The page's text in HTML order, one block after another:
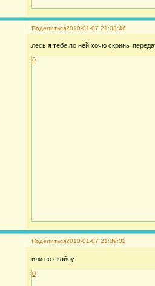
Поделиться2010-01-07 21:03:46
лесь я тебе по ней хочю скрины
0
Поделиться2010-01-07 21:09:02
или по скайпу
0